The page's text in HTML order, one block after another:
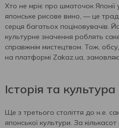
Хто не мріє про шматочок Японії
японське рисове вино, — це
серця багатьох поціновувачів.
культурне значення роблять
справжнім мистецтвом. Тож,
на платформі Zakaz.ua,
Історія та
Ще з третього століття до н.е.
японської культури. За